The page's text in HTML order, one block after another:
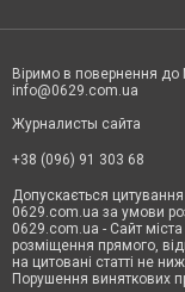
Віримо в повернення до
info@0629.com.ua
Журналисты сайта
+38 (096) 91 303 68
Допускається
0629.com.ua за умови
0629.com.ua - Сайт
розміщення прямого,
на цитовані статті не
Порушення виняткових